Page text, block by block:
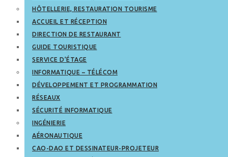
HÔTELLERIE, RESTAURATION TOURISME
ACCUEIL ET RÉCEPTION
DIRECTION DE RESTAURANT
GUIDE TOURISTIQUE
SERVICE D’ÉTAGE
INFORMATIQUE – TÉLÉCOM
DÉVELOPPEMENT ET PROGRAMMATION
RÉSEAUX
SÉCURITÉ INFORMATIQUE
INGÉNIERIE
AÉRONAUTIQUE
CAO-DAO ET DESSINATEUR-PROJETEUR